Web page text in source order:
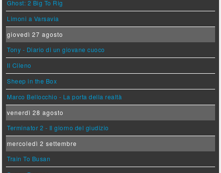
Ghost: 2 Big To Rig
Limoni a Varsavia
giovedì 27 agosto
Tony - Diario di un giovane cuoco
Il Cileno
Sheep in the Box
Marco Bellocchio - La porta della realtà
venerdì 28 agosto
Terminator 2 - Il giorno del giudizio
mercoledì 2 settembre
Train To Busan